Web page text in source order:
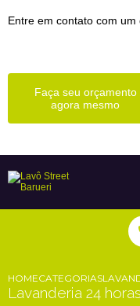
Entre em contato com
Faça seu orçamento
agora mesmo
HOMECATEGORIAS
Lavanderia 24